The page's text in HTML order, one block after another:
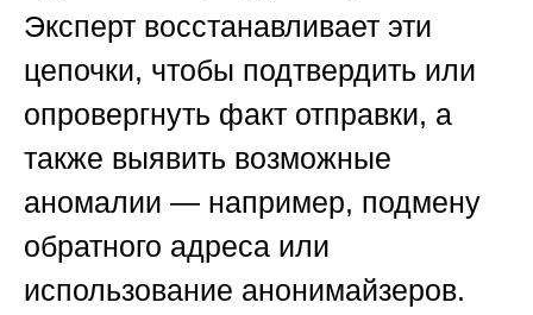
Эксперт восстанавливает эти
цепочки, чтобы подтвердить или
опровергнуть факт отправки, а
также выявить возможные
аномалии — например, подмену
обратного адреса или
использование анонимайзеров.